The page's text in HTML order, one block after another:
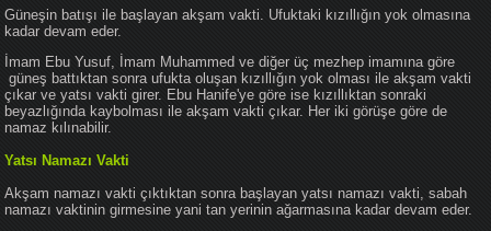
Güneşin batışı ile başlayan akşam vakti. Ufuktaki kızıllığın yok olmasına
kadar devam eder.
İmam Ebu Yusuf, İmam Muhammed ve diğer üç mezhep imamına göre
güneş battıktan sonra ufukta oluşan kızıllığın yok olması ile akşam vakti
çıkar ve yatsı vakti girer. Ebu Hanife'ye göre ise kızıllıktan sonraki
beyazlığında kaybolması ile akşam vakti çıkar. Her iki görüşe göre de
namaz kılınabilir.
Yatsı Namazı Vakti
Akşam namazı vakti çıktıktan sonra başlayan yatsı namazı vakti, sabah
namazı vaktinin girmesine yani tan yerinin ağarmasına kadar devam eder.